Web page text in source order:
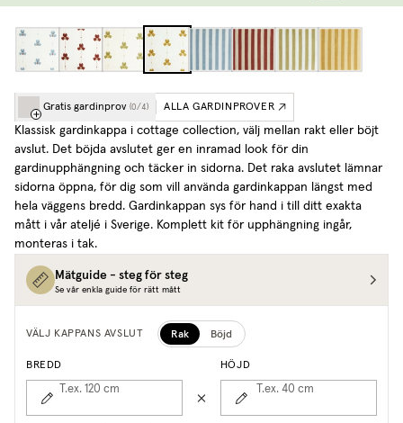
Gratis gardinprov (0/4) ALLA GARDINPROVER
Klassisk gardinkappa i cottage collection, välj mellan rakt eller böjt
avslut. Det böjda avslutet ger en inramad look för din
gardinupphängning och täcker in sidorna. Det raka avslutet lämnar
sidorna öppna, för dig som vill använda gardinkappan längst med
hela väggens bredd. Gardinkappan sys för hand i till ditt exakta
mått i vår ateljé i Sverige. Komplett kit för upphängning ingår,
monteras i tak.
Mätguide - steg för steg
Se vår enkla guide för rätt mått
VÄLJ KAPPANS AVSLUT Rak Böjd
BREDD
T.ex. 120 cm
HÖJD
T.ex. 40 cm